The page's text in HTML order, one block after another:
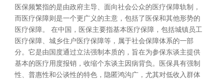
医保频繁指的是由政府主导、面向社会公众的医疗保障轨制，
而医疗保障则是一个更广义的主意，包括了医保和其他形势的
医疗保障。 在中国，医保主要指基本医疗保障，包括城镇员工
医疗保障、城乡住户医疗保障等，属于社会保障体系的一部
分。它是由国度通过立法强制本质的，旨在为参保东谈主提供
基本的医疗用度报销，收缩个东谈主因病背负。医保具有强制
性、普惠性和公谈性的特色，隐匿鸿沟广，尤其对低收入群体